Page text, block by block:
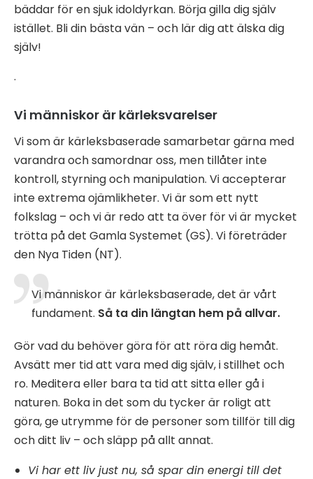
bäddar för en sjuk idoldyrkan. Börja gilla dig själv
istället. Bli din bästa vän – och lär dig att älska dig
själv!
.
Vi människor är kärleksvarelser
Vi som är kärleksbaserade samarbetar gärna med
varandra och samordnar oss, men tillåter inte
kontroll, styrning och manipulation. Vi accepterar
inte extrema ojämlikheter. Vi är som ett nytt
folkslag – och vi är redo att ta över för vi är mycket
trötta på det Gamla Systemet (GS). Vi företräder
den Nya Tiden (NT).
Vi människor är kärleksbaserade, det är vårt
fundament. Så ta din längtan hem på allvar.
Gör vad du behöver göra för att röra dig hemåt.
Avsätt mer tid att vara med dig själv, i stillhet och
ro. Meditera eller bara ta tid att sitta eller gå i
naturen. Boka in det som du tycker är roligt att
göra, ge utrymme för de personer som tillför till dig
och ditt liv – och släpp på allt annat.
Vi har ett liv just nu, så spar din energi till det